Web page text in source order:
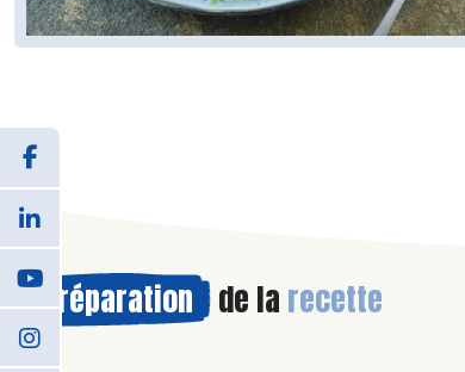
Préparation de la recette